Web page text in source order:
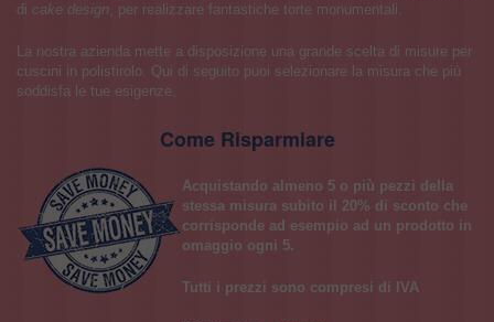
di cake design, per realizzare fantastiche torte monumentali.
La nostra azienda mette a disposizione una grande scelta di misure per
cuscini in polistirolo. Qui di seguito puoi selezionare la misura che più
soddisfa le tue esigenze.
Come Risparmiare
Acquistando almeno 5 o più pezzi della
stessa misura subito il 20% di sconto che
corrisponde ad esempio ad un prodotto in
omaggio ogni 5.
Tutti i prezzi sono compresi di IVA